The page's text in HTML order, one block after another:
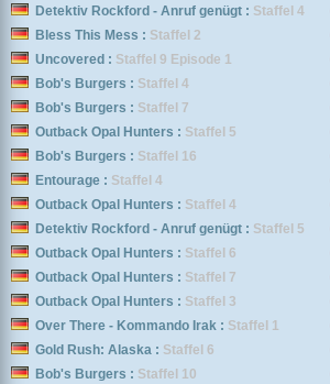
Detektiv Rockford - Anruf genügt : Staffel 4
Bless This Mess : Staffel 2
Uncovered : Staffel 9 Episode 1
Bob's Burgers : Staffel 4
Bob's Burgers : Staffel 7
Outback Opal Hunters : Staffel 5
Bob's Burgers : Staffel 16
Entourage : Staffel 4
Outback Opal Hunters : Staffel 4
Detektiv Rockford - Anruf genügt : Staffel 5
Outback Opal Hunters : Staffel 6
Outback Opal Hunters : Staffel 7
Outback Opal Hunters : Staffel 3
Over There - Kommando Irak : Staffel 1
Gold Rush: Alaska : Staffel 6
Bob's Burgers : Staffel 10